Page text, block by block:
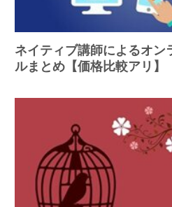
ネイティブ講師によるオン
ルまとめ【価格比較アリ】